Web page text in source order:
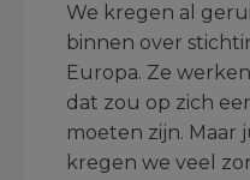
We kregen al
binnen over
Europa. Ze
dat zou op zich
moeten zijn. Maar
kregen we veel